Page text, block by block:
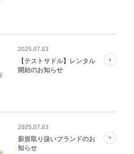
2025.07.03
【テストサドル】レンタル
開始のお知らせ
2025.07.03
新規取り扱いブランドのお
知らせ